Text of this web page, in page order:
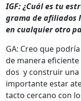
IGF: ¿Cuál es tu
gra­ma de afil­i­a­dos
en cualquier otro
GA: Creo que
de man­era
dos y con­stru­ir una
impor­tante estar
tac­to cer­cano con